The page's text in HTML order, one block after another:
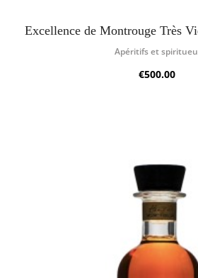
Excellence de Montrouge Très
Apéritifs et
€500.00